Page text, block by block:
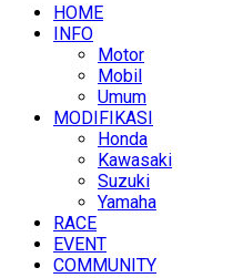
HOME
INFO
Motor
Mobil
Umum
MODIFIKASI
Honda
Kawasaki
Suzuki
Yamaha
RACE
EVENT
COMMUNITY